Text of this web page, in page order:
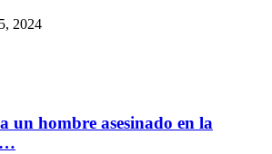
2024
un hombre asesinado en la